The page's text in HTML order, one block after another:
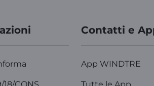
Contatti e
App WINDTRE